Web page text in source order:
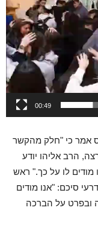
00:49
אמר כי "חלק מהקשר
הרב אליהו יודע
לו על כך." ראש
סיכם: "אנו מודים
ובפרט על הברכה